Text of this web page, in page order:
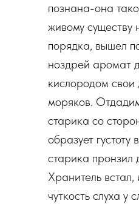
познана-она
живому существу
порядка, вышел
ноздрей аромат
кислородом свои
моряков.
старика со
образует
старика
Хранитель
чуткость слуха у